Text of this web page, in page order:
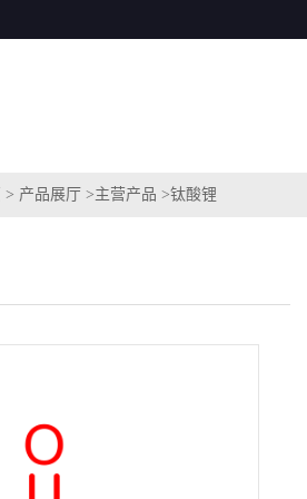
> 产品展厅 >主营产品 >钛酸锂